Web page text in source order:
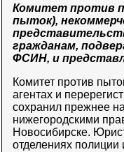
Комитет против
пыток),
гражданам,
ФСИН, и
Комитет против
агентах и
сохранил прежнее
нижегородскими
Новосибирске.
отделениях